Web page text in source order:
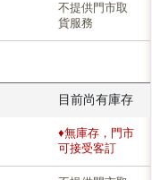
不提供門市取
貨服務
目前尚有庫存
♦無庫存，門市
可接受客訂